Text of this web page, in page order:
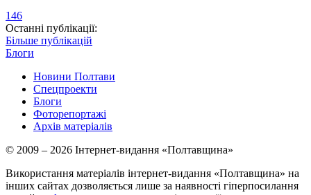
146
Останні публікації:
Більше публікацій
Блоги
Новини Полтави
Спецпроекти
Блоги
Фоторепортажі
Архів матеріалів
© 2009 – 2026 Інтернет-видання «Полтавщина»
Використання матеріалів інтернет-видання «Полтавщина» на
інших сайтах дозволяється лише за наявності гіперпосилання